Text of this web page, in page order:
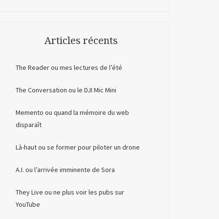
Articles récents
The Reader ou mes lectures de l’été
The Conversation ou le DJI Mic Mini
Memento ou quand la mémoire du web
disparaît
Là-haut ou se former pour piloter un drone
A.I. ou l’arrivée imminente de Sora
They Live ou ne plus voir les pubs sur
YouTube